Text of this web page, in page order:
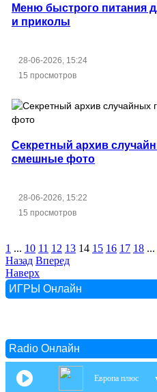
Меню быстрого питания
и приколы
28-06-2026, 15:24
15 просмотров
Секретный архив
смешные фото
28-06-2026, 15:22
15 просмотров
1 ... 10 11 12 13 14 15 16 17 18 ...
Назад Вперед
Наверх
ИГРЫ Онлайн
Radio Онлайн
Европа плюс